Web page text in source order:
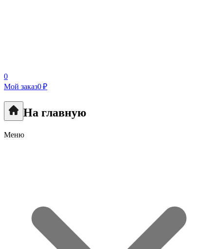
0
Мой заказ0 ₽
На главную
Меню